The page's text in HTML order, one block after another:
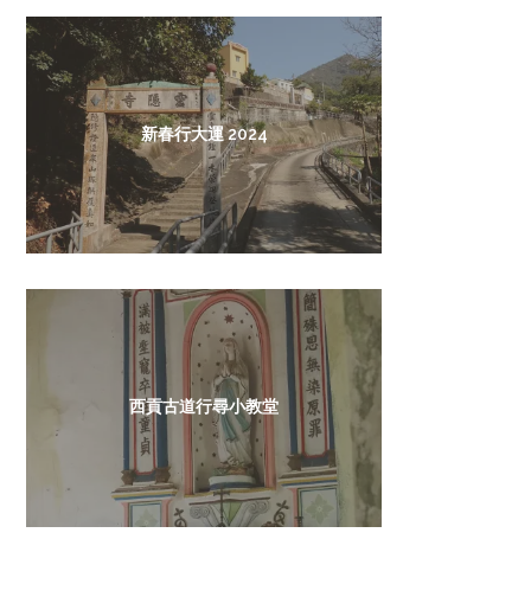
新春行大運 2024
西貢古道行尋小教堂